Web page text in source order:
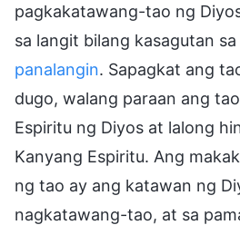
pagkakatawang-tao ng
sa langit bilang kasagutan
panalangin. Sapagkat ang
dugo, walang paraan ang
Espiritu ng Diyos at lalong
Kanyang Espiritu. Ang
ng tao ay ang katawan ng
nagkatawang-tao, at sa